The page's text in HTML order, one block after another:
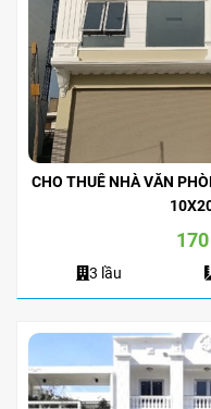
CHO THUÊ NHÀ VĂN
3 lầu